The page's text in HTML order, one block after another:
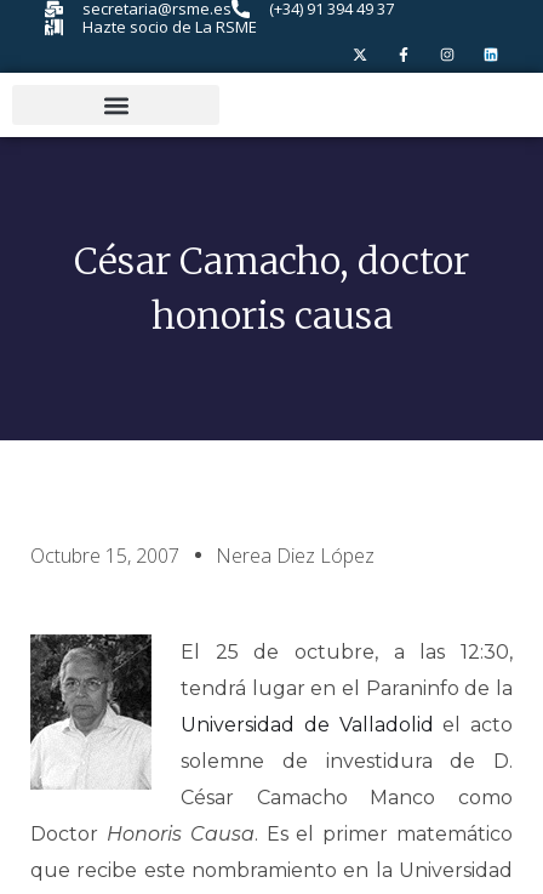
secretaria@rsme.es
(+34) 91 394 49 37
Hazte socio de La RSME
César Camacho, doctor
honoris causa
Octubre 15, 2007 Nerea Diez López
El 25 de octubre, a las 12:30,
tendrá lugar en el Paraninfo de la
Universidad de Valladolid el acto
solemne de investidura de D.
César Camacho Manco como
Doctor Honoris Causa. Es el primer matemático
que recibe este nombramiento en la Universidad